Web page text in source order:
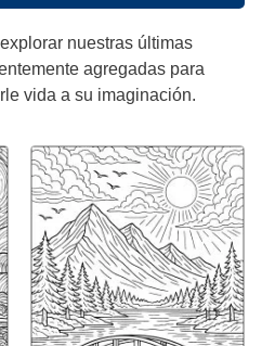
nuestras últimas
agregadas para
vida a su imaginación.